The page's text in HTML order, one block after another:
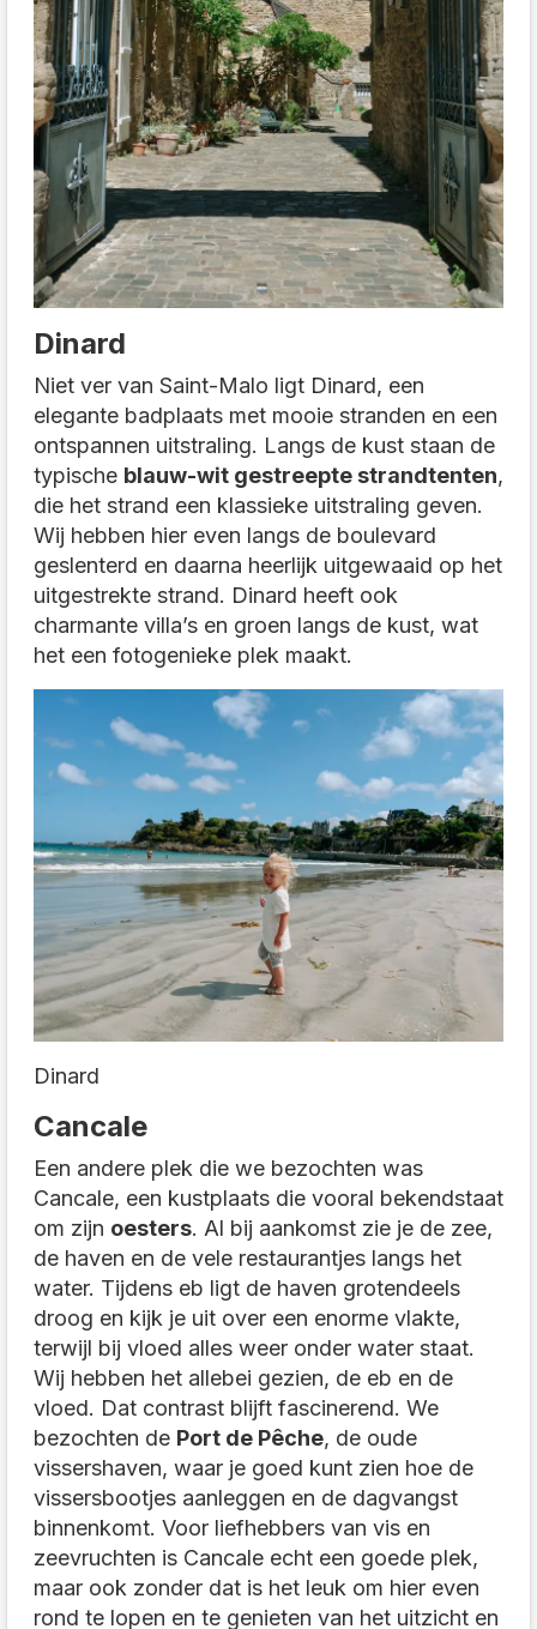
Dinard
Niet ver van Saint-Malo ligt Dinard, een
elegante badplaats met mooie stranden en een
ontspannen uitstraling. Langs de kust staan de
typische blauw-wit gestreepte strandtenten,
die het strand een klassieke uitstraling geven.
Wij hebben hier even langs de boulevard
geslenterd en daarna heerlijk uitgewaaid op het
uitgestrekte strand. Dinard heeft ook
charmante villa’s en groen langs de kust, wat
het een fotogenieke plek maakt.
Dinard
Cancale
Een andere plek die we bezochten was
Cancale, een kustplaats die vooral bekendstaat
om zijn oesters. Al bij aankomst zie je de zee,
de haven en de vele restaurantjes langs het
water. Tijdens eb ligt de haven grotendeels
droog en kijk je uit over een enorme vlakte,
terwijl bij vloed alles weer onder water staat.
Wij hebben het allebei gezien, de eb en de
vloed. Dat contrast blijft fascinerend. We
bezochten de Port de Pêche, de oude
vissershaven, waar je goed kunt zien hoe de
vissersbootjes aanleggen en de dagvangst
binnenkomt. Voor liefhebbers van vis en
zeevruchten is Cancale echt een goede plek,
maar ook zonder dat is het leuk om hier even
rond te lopen en te genieten van het uitzicht en